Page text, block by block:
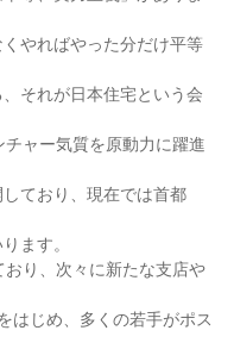
やればやった分だけ平等
それが日本住宅という会
ャー気質を原動力に躍進
ており、現在では首都
ます。
り、次々に新たな支店や
はじめ、多くの若手がポス